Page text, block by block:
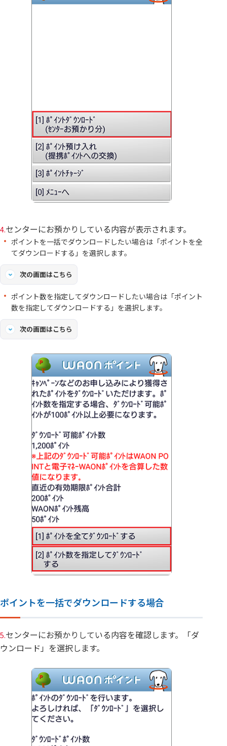
4.センターにお預かりしている内容が表示されます。
ポイントを一括でダウンロードしたい場合は「ポイントを全
てダウンロードする」を選択します。
次の画面はこちら
ポイント数を指定してダウンロードしたい場合は「ポイント
数を指定してダウンロードする」を選択します。
次の画面はこちら
ポイントを一括でダウンロードする場合
5.センターにお預かりしている内容を確認します。「ダ
ウンロード」を選択します。